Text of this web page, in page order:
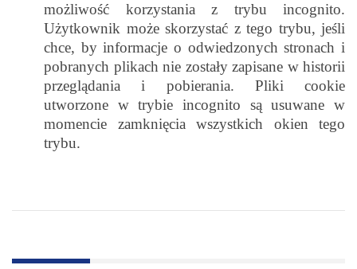
możliwość korzystania z trybu incognito.
Użytkownik może skorzystać z tego trybu, jeśli
chce, by informacje o odwiedzonych stronach i
pobranych plikach nie zostały zapisane w historii
przeglądania i pobierania. Pliki cookie
utworzone w trybie incognito są usuwane w
momencie zamknięcia wszystkich okien tego
trybu.